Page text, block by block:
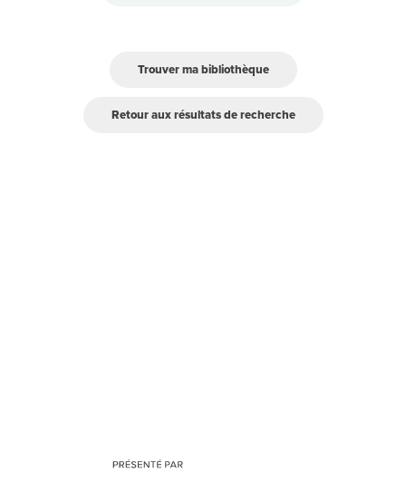
Trouver ma bibliothèque
Retour aux résultats de recherche